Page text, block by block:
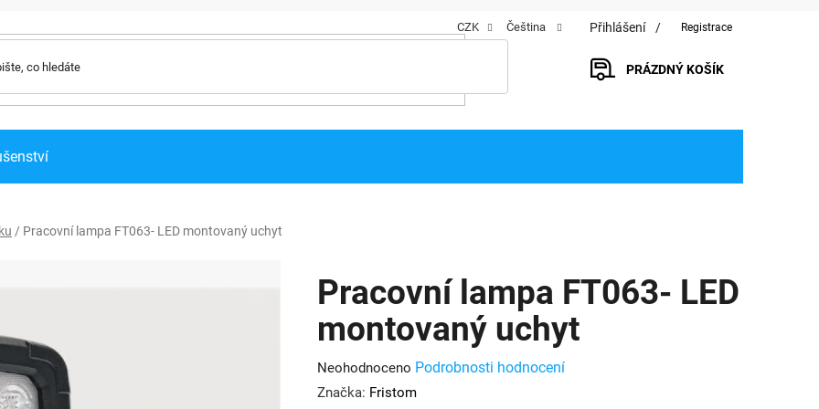
CZK Čeština Přihlášení Registrace
PRÁZDNÝ KOŠÍK
/ Pracovní lampa FT063- LED montovaný uchyt
Pracovní lampa FT063- LED
montovaný uchyt
Průměrné
hodnocení
Neohodnoceno Podrobnosti hodnocení
Značka: Fristom